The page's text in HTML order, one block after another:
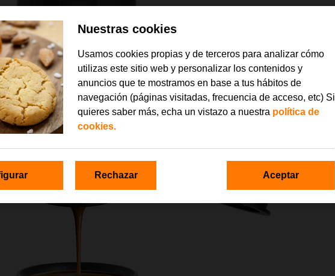
Nuestras cookies
Usamos cookies propias y de terceros para analizar cómo
utilizas este sitio web y personalizar los contenidos y
anuncios que te mostramos en base a tus hábitos de
navegación (páginas visitadas, frecuencia de acceso, etc) Si
quieres saber más, echa un vistazo a nuestra política de
cookies.
Rechazar Aceptar